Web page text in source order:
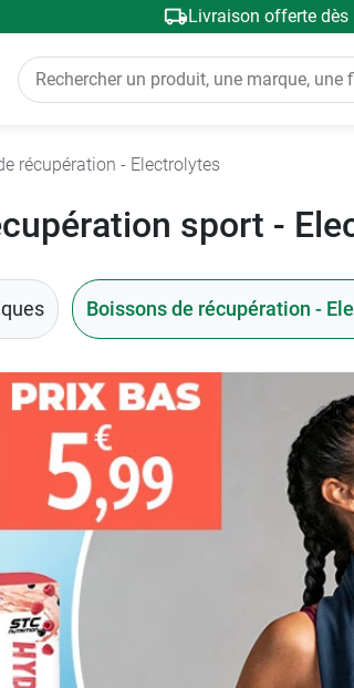
Livraison offerte dès
récupération - Electrolytes
sport -
Boissons de récupération -